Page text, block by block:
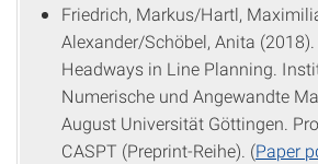
Friedrich, Markus/Hartl,
Alexander/Schöbel, Anita
Headways in Line Planning.
Numerische und Angewandte
August Universität Göttingen.
CASPT (Preprint-Reihe). (Paper